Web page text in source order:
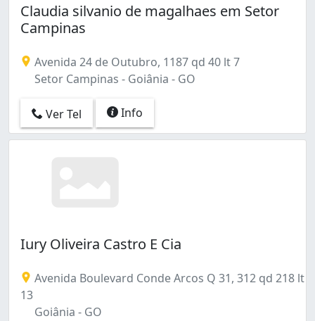
Claudia silvanio de magalhaes em Setor
Campinas
Avenida 24 de Outubro, 1187 qd 40 lt 7
Setor Campinas - Goiânia - GO
Ver Tel Info
Iury Oliveira Castro E Cia
Avenida Boulevard Conde Arcos Q 31, 312 qd 218 lt
13
Goiânia - GO